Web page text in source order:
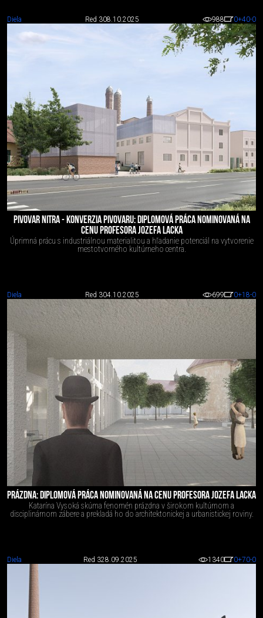
Diela Red 308.10.2025 988 0+40-0
PIVOVAR NITRA - KONVERZIA PIVOVARU: DIPLOMOVÁ PRÁCA NOMINOVANÁ NA
CENU PROFESORA JOZEFA LACKA
Úprimná prácu s industriálnou materialitou a hľadanie potenciál na vytvorenie
mestotvorného kultúrneho centra.
Diela Red 304.10.2025 699 0+18-0
PRÁZDNA: DIPLOMOVÁ PRÁCA NOMINOVANÁ NA CENU PROFESORA JOZEFA LACKA
Katarína Vysoká skúma fenomén prázdna v širokom kultúrnom a
disciplinárnom zábere a prekladá ho do architektonickej a urbanistickej roviny.
Diela Red 328.09.2025 1340 0+70-0